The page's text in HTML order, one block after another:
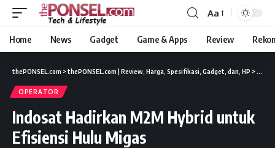
Aa
Home News Gadget Game & Apps Review
thePONSEL.com >thePONSEL.com | Review, Harga, Spesifikasi, Gadget, dan, HP > News
OPERATOR
Indosat Hadirkan M2M Hybrid untuk
Efisiensi Hulu Migas